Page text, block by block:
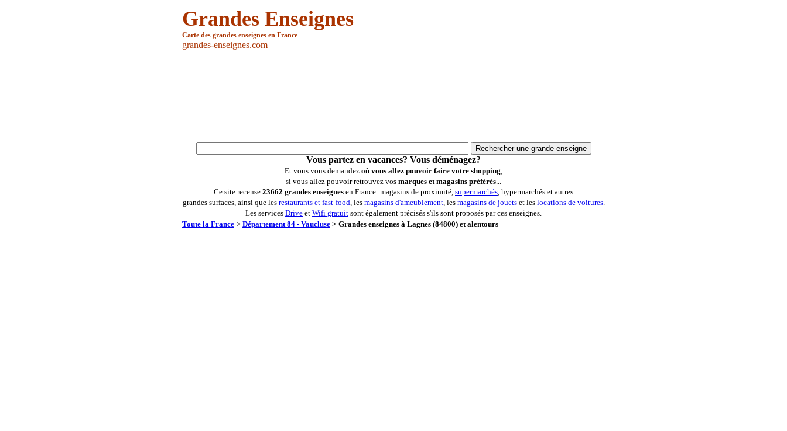
Grandes Enseignes
Carte des grandes enseignes en France
grandes-enseignes.com
Vous partez en vacances? Vous déménagez?
Et vous vous demandez où vous allez pouvoir faire votre shopping,
si vous allez pouvoir retrouvez vos marques et magasins préférés...
Ce site recense 23662 grandes enseignes en France: magasins de proximité, supermarchés, hypermarchés et autres
grandes surfaces, ainsi que les restaurants et fast-food, les magasins d'ameublement, les magasins de jouetset les locations de voitures.
Les services Drive et Wifi gratuit sont également précisés s'ils sont proposés par ces enseignes.
Toute la France > Département 84 - Vaucluse > Grandes enseignes à Lagnes (84800) et alentours